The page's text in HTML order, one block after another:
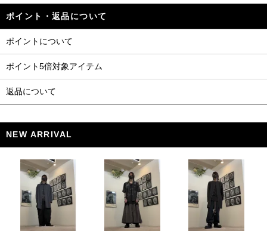
ポイント・返品について
ポイントについて
ポイント5倍対象アイテム
返品について
NEW ARRIVAL